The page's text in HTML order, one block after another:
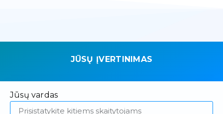
JŪSŲ ĮVERTINIMAS
Jūsų vardas